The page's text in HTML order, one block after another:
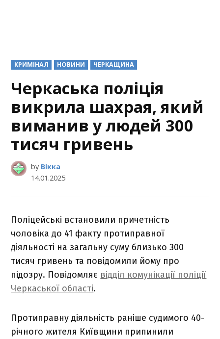
POSTED
IN
КРИМІНАЛ НОВИНИ ЧЕРКАЩИНА
Черкаська поліція
викрила шахрая, який
виманив у людей 300
тисяч гривень
by Вікка
14.01.2025
Поліцейські встановили причетність
чоловіка до 41 факту протиправної
діяльності на загальну суму близько 300
тисяч гривень та повідомили йому про
підозру. Повідомляє відділ комунікації поліції
Черкаської області.
Протиправну діяльність раніше судимого 40-
річного жителя Київщини припинили